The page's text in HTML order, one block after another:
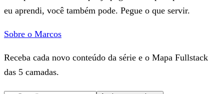
eu aprendi, você também pode. Pegue o que servir.
Sobre o Marcos
Receba cada novo conteúdo da série e o Mapa Fullstack
das 5 camadas.